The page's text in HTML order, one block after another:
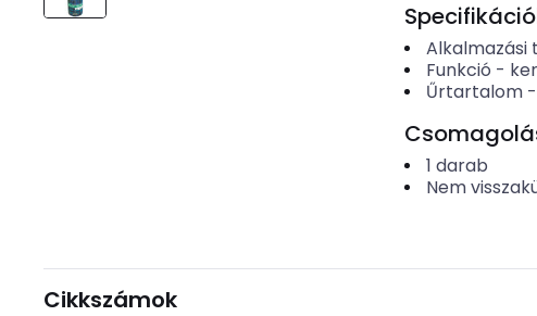
Alkalmazási
Funkció -
Űrtartalom-
1 darab
Nem
Cikkszámok